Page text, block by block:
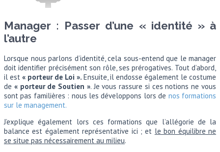
Manager : Passer d’une « identité » à
l’autre
Lorsque nous parlons d’identité, cela sous-entend que le manager
doit identifier précisément son rôle, ses prérogatives. Tout d’abord,
il est « porteur de Loi ». Ensuite, il endosse également le costume
de « porteur de Soutien ». Je vous rassure si ces notions ne vous
sont pas familières : nous les développons lors de nos formations
sur le management.
J’explique également lors ces formations que l’allégorie de la
balance est également représentative ici ; et le bon équilibre ne
se situe pas nécessairement au milieu.